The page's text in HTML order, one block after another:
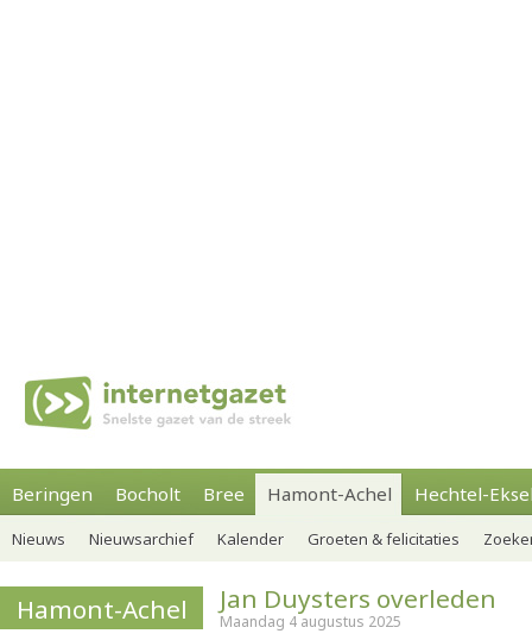
Beringen Bocholt Bree Hamont-Achel Hechtel-
Nieuws Nieuwsarchief Kalender Groeten & felicitaties
Hamont-Achel Jan Duysters overleden
Maandag 4 augustus 2025